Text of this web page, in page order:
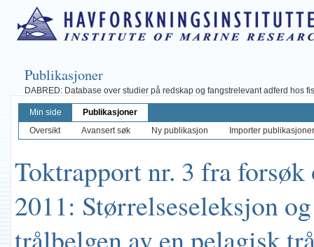
Publikasjoner
DABRED: Database over studier på redskap og fangstrelevant adferd hos
Min side
Publikasjoner
Oversikt
Avansert søk Ny publikasjon Importer
Toktrapport nr. 3 fra
2011: Størrelseseleksjon
trålbelgen av en pelagisk